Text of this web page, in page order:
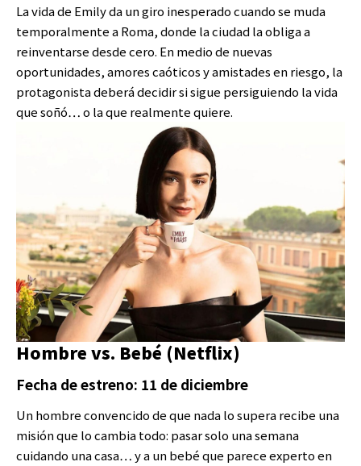
La vida de Emily da un giro inesperado cuando se muda
temporalmente a Roma, donde la ciudad la obliga a
reinventarse desde cero. En medio de nuevas
oportunidades, amores caóticos y amistades en riesgo, la
protagonista deberá decidir si sigue persiguiendo la vida
que soñó… o la que realmente quiere.
Hombre vs. Bebé (Netflix)
Fecha de estreno: 11 de diciembre
Un hombre convencido de que nada lo supera recibe una
misión que lo cambia todo: pasar solo una semana
cuidando una casa… y a un bebé que parece experto en